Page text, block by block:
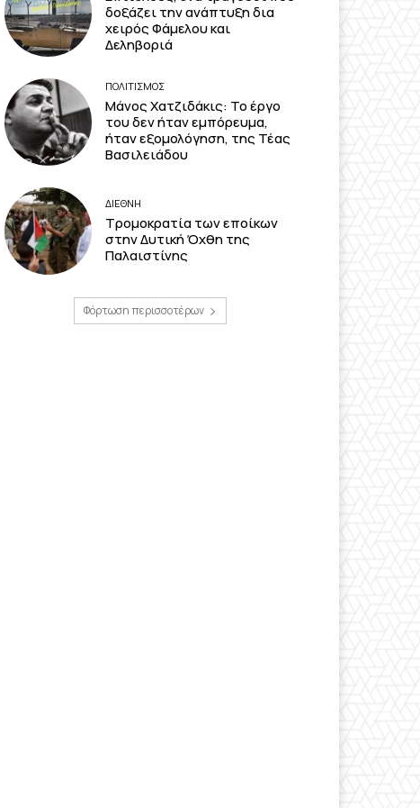
δοξάζει την ανάπτυξη δια
χειρός Φάμελου και
Δεληβοριά
ΠΟΛΙΤΙΣΜΟΣ
Μάνος Χατζιδάκις: Το έργο
του δεν ήταν εμπόρευμα,
ήταν εξομολόγηση, της Τέας
Βασιλειάδου
ΔΙΕΘΝΗ
Τρομοκρατία των εποίκων
στην Δυτική Όχθη της
Παλαιστίνης
Φόρτωση περισσοτέρων